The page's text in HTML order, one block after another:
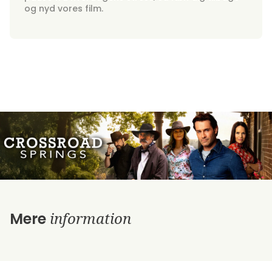
og nyd vores film.
Mere information